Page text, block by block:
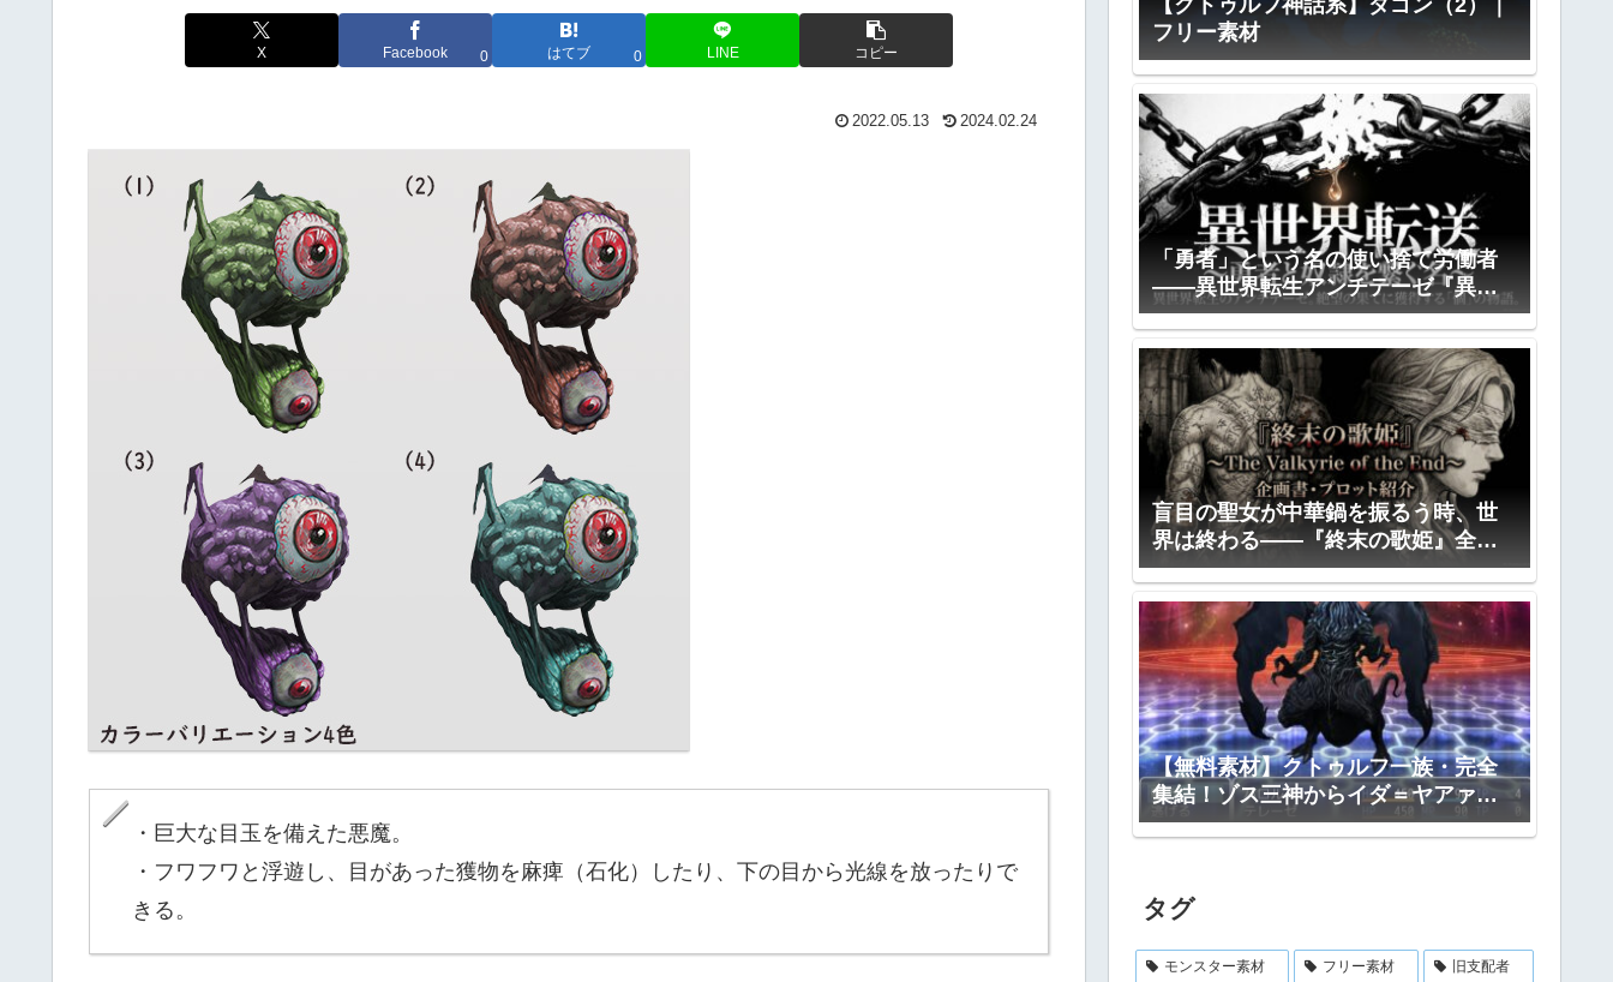
X Facebook 0 はてブ 0 LINE コピー
2022.05.13 2024.02.24
・巨大な目玉を備えた悪魔。
・フワフワと浮遊し、目があった獲物を麻痺（石化）したり、下の目から光線を放ったりで
きる。
【クトゥルフ神話系】ダゴン（2）｜
フリー素材
「勇者」という名の使い捨て労働者
――異世界転生アンチテーゼ『異世
界転送』全プロット公開
盲目の聖女が中華鍋を振るう時、世
界は終わる――『終末の歌姫』全プ
ロット公開
【無料素材】クトゥルフ一族・完全
集結！ゾス三神からイダ＝ヤアァ、
インスマス面まで網羅｜RPGツクー
タグ
モンスター素材 フリー素材 旧支配者